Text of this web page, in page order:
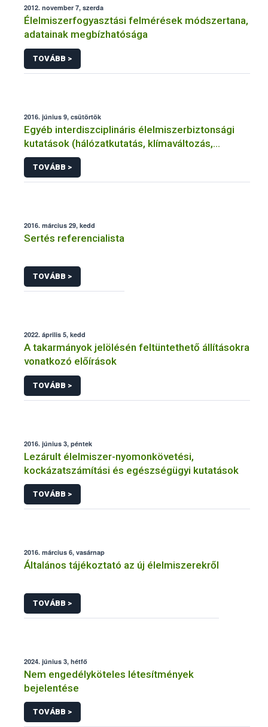
2012. november 7, szerda
Élelmiszerfogyasztási felmérések módszertana,
adatainak megbízhatósága
TOVÁBB >
2016. június 9, csütörtök
Egyéb interdiszciplináris élelmiszerbiztonsági
kutatások (hálózatkutatás, klímaváltozás,
járványtan) referencialistája
TOVÁBB >
2016. március 29, kedd
Sertés referencialista
TOVÁBB >
2022. április 5, kedd
A takarmányok jelölésén feltüntethető állításokra
vonatkozó előírások
TOVÁBB >
2016. június 3, péntek
Lezárult élelmiszer-nyomonkövetési,
kockázatszámítási és egészségügyi kutatások
TOVÁBB >
2016. március 6, vasárnap
Általános tájékoztató az új élelmiszerekről
TOVÁBB >
2024. június 3, hétfő
Nem engedélyköteles létesítmények
bejelentése
TOVÁBB >